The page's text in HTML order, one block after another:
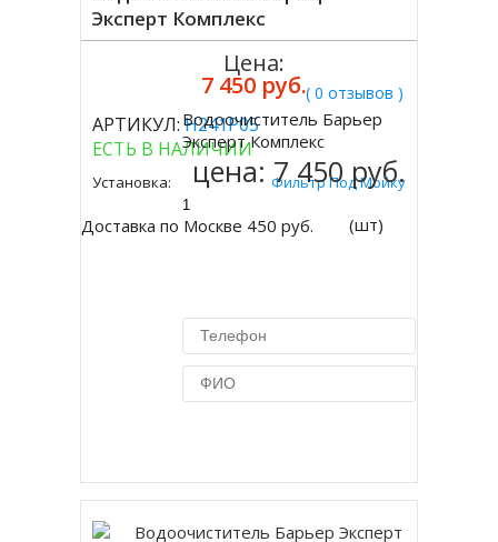
Эксперт Комплекс
( 0 отзывов )
АРТИКУЛ:Н241Р05
ЕСТЬ В НАЛИЧИИ
Установка: Фильтр Под Мойку
Доставка по Москве 450 руб.
Цена:
7 450 руб.
Купить
Водоочиститель Барьер
Эксперт Комплекс
цена:7 450 руб.
(шт)